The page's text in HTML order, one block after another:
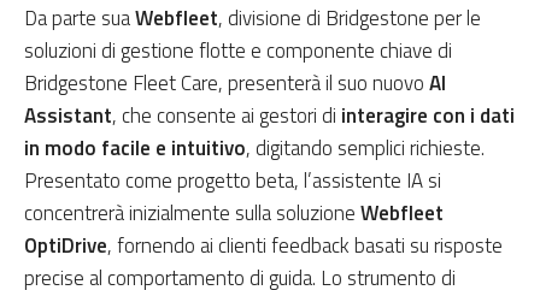
Da parte suaWebfleet, divisione di Bridgestone per le
soluzioni di gestione flotte e componente chiave di
Bridgestone Fleet Care, presenterà il suo nuovoAI
Assistant, che consente ai gestori di interagire con i dati
in modo facile e intuitivo, digitando semplici richieste.
Presentato come progetto beta, l’assistente IA si
concentrerà inizialmente sulla soluzioneWebfleet
OptiDrive, fornendo ai clienti feedback basati su risposte
precise al comportamento di guida. Lo strumento di